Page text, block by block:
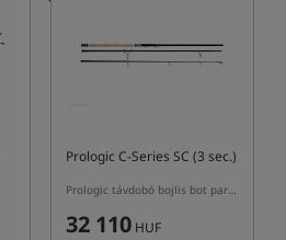
Prologic C-Series SC (3 sec.)
Prologic távdobó bojlis bot parafás nyéllel háromrészes kivitelben
32 110 HUF